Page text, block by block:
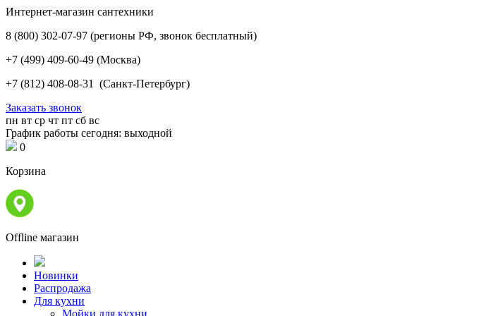
Интернет-магазин сантехники
8 (800) 302-07-97 (регионы РФ, звонок бесплатный)
+7 (499) 409-60-49 (Москва)
+7 (812) 408-08-31 (Санкт-Петербург)
Заказать звонок
пн вт ср чт пт сб вс
График работы сегодня: выходной
0
Корзина
Offline магазин
Новинки
Распродажа
Для кухни
Мойки для кухни